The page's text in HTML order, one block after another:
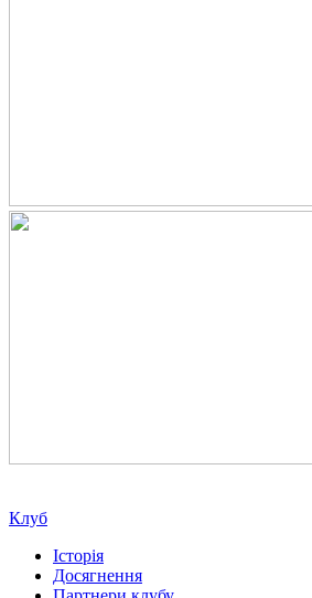
Клуб
Історія
Досягнення